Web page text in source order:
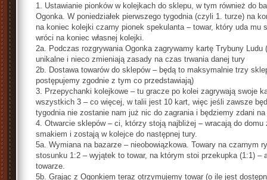
1. Ustawianie pionków w kolejkach do sklepu, w tym również do
Ogonka. W poniedziałek pierwszego tygodnia (czyli 1. turze) na
na koniec kolejki czarny pionek spekulanta – towar, który uda
wróci na koniec własnej kolejki.
2a. Podczas rozgrywania Ogonka zagrywamy kartę Trybuny
unikalne i nieco zmieniają zasady na czas trwania danej tury
2b. Dostawa towarów do sklepów – będą to maksymalnie trzy
postępujemy zgodnie z tym co przedstawiają)
3. Przepychanki kolejkowe – tu gracze po kolei zagrywają swoje
wszystkich 3 – co więcej, w talii jest 10 kart, więc jeśli zawsze
tygodnia nie zostanie nam już nic do zagrania i będziemy zdani na
4. Otwarcie sklepów – ci, którzy stoją najbliżej – wracają do
smakiem i zostają w kolejce do następnej tury.
5a. Wymiana na bazarze – nieobowiązkowa. Towary na czarnym
stosunku 1:2 – wyjątek to towar, na którym stoi przekupka (1:1) –
towarze.
5b. Grając z Ogonkiem teraz otrzymujemy towar (o ile jest